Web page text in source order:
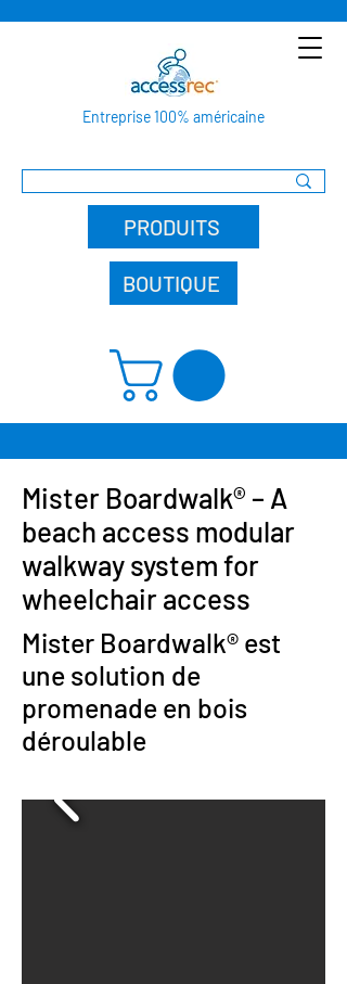
Entreprise 100% américaine
PRODUITS
BOUTIQUE
Mister Boardwalk® – A
beach access modular
walkway system for
wheelchair access
Mister Boardwalk® est
une solution de
promenade en bois
déroulable